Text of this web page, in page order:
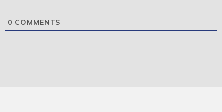
0 COMMENTS